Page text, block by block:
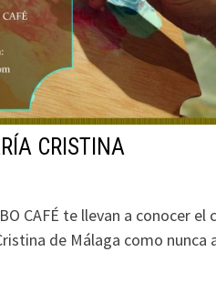
CRISTINA
CAFÉ te llevan a conocer el
de Málaga como